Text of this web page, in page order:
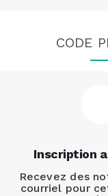
CODE
Inscription
Recevez des
courriel pour